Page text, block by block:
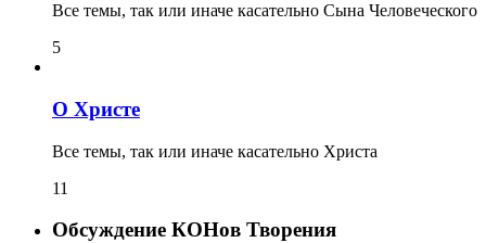
Все темы, так или иначе касательно Сына Человеческого
5
О Христе
Все темы, так или иначе касательно Христа
11
Обсуждение КОНов Творения